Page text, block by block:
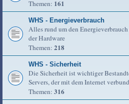
Themen: 161
WHS - Energieverbrauch
Alles rund um den
der Hardware
Themen: 218
WHS - Sicherheit
Die Sicherheit ist wichtiger
Servers, der mit dem Internet
Themen: 316